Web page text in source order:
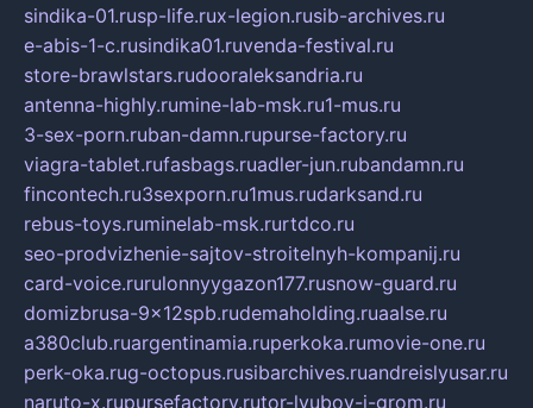
sindika-01.rusp-life.rux-legion.rusib-archives.ru
e-abis-1-c.rusindika01.ruvenda-festival.ru
store-brawlstars.rudooraleksandria.ru
antenna-highly.rumine-lab-msk.ru1-mus.ru
3-sex-porn.ruban-damn.rupurse-factory.ru
viagra-tablet.rufasbags.ruadler-jun.rubandamn.ru
fincontech.ru3sexporn.ru1mus.rudarksand.ru
rebus-toys.ruminelab-msk.rurtdco.ru
seo-prodvizhenie-sajtov-stroitelnyh-kompanij.ru
card-voice.rurulonnyygazon177.rusnow-guard.ru
domizbrusa-9x12spb.rudemaholding.ruaalse.ru
a380club.ruargentinamia.ruperkoka.rumovie-one.ru
perk-oka.rug-octopus.rusibarchives.ruandreislyusar.ru
naruto-x.rupursefactory.rutor-lyubov-i-grom.ru